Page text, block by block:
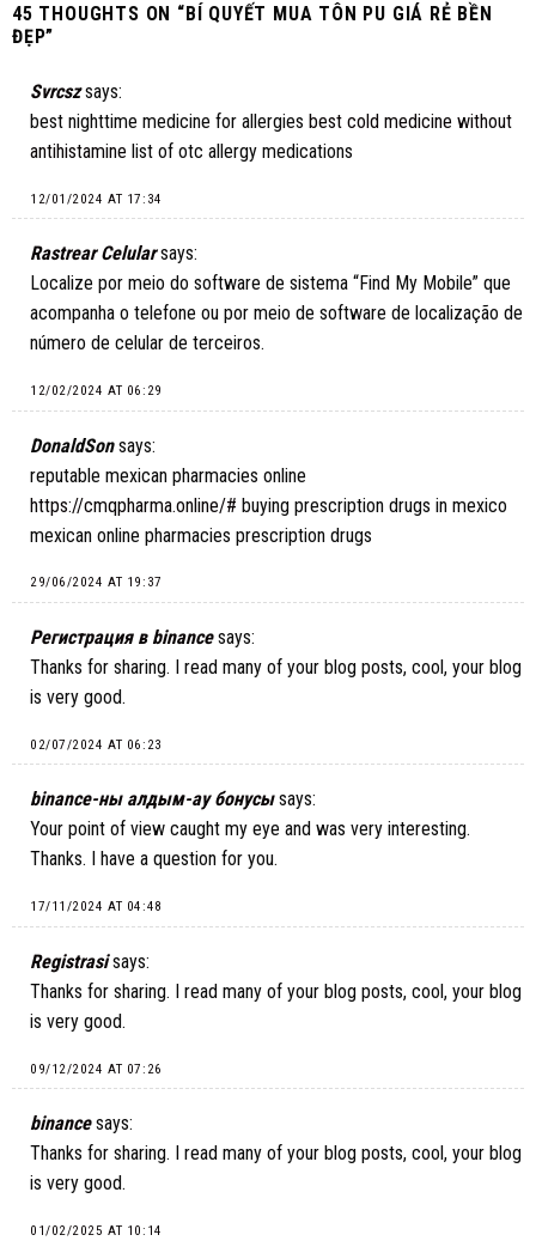
45 THOUGHTS ON “BÍ QUYẾT MUA TÔN PU GIÁ RẺ BỀN
ĐẸP”
Svrcsz says:
best nighttime medicine for allergies best cold medicine without
antihistamine list of otc allergy medications
12/01/2024 AT 17:34
Rastrear Celular says:
Localize por meio do software de sistema “Find My Mobile” que
acompanha o telefone ou por meio de software de localização de
número de celular de terceiros.
12/02/2024 AT 06:29
DonaldSon says:
reputable mexican pharmacies online
https://cmqpharma.online/# buying prescription drugs in mexico
mexican online pharmacies prescription drugs
29/06/2024 AT 19:37
Регистрация в binance says:
Thanks for sharing. I read many of your blog posts, cool, your blog
is very good.
02/07/2024 AT 06:23
binance-ны алдым-ау бонусы says:
Your point of view caught my eye and was very interesting.
Thanks. I have a question for you.
17/11/2024 AT 04:48
Registrasi says:
Thanks for sharing. I read many of your blog posts, cool, your blog
is very good.
09/12/2024 AT 07:26
binance says:
Thanks for sharing. I read many of your blog posts, cool, your blog
is very good.
01/02/2025 AT 10:14